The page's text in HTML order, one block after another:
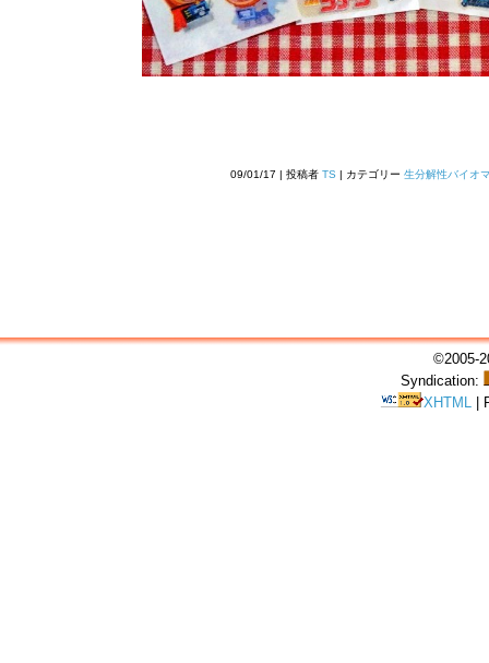
09/01/17 | 投稿者 TS | カテゴリー 生分解性バイオ
©2005-
Syndication:
XHTML